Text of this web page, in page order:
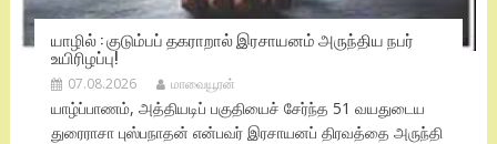
யாழில் : குடும்பப் தகராறால் இரசாயனம் அருந்திய நபர்
உயிரிழப்பு!
07.08.2026 மாவையூரன்
யாழ்ப்பாணம், அத்தியடிப் பகுதியைச் சேர்ந்த 51 வயதுடைய
துரைராசா புஸ்பநாதன் என்பவர் இரசாயனப் திரவத்தை அருந்தி